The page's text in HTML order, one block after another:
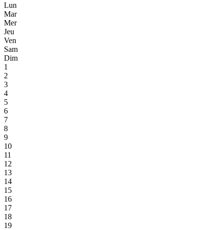
Lun
Mar
Mer
Jeu
Ven
Sam
Dim
1
2
3
4
5
6
7
8
9
10
11
12
13
14
15
16
17
18
19